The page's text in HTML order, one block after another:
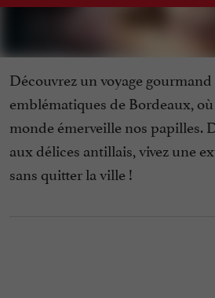
Découvrez un voyage gourmand
emblématiques de Bordeaux,
monde émerveille nos papilles.
aux délices antillais, vivez une
sans quitter la ville !